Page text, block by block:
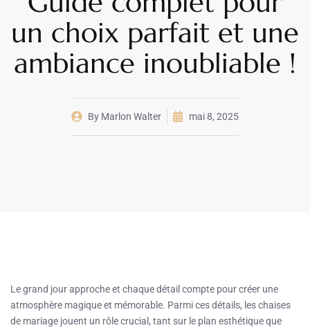
un choix parfait et une
ambiance inoubliable !
By Marlon Walter mai 8, 2025
Le grand jour approche et chaque détail compte pour créer une
atmosphère magique et mémorable. Parmi ces détails, les chaises
de mariage jouent un rôle crucial, tant sur le plan esthétique que